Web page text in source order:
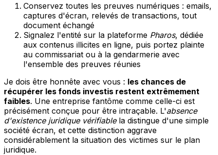
Conservez toutes les preuves numériques : emails,
captures d'écran, relevés de transactions, tout
document échangé
Signalez l'entité sur la plateforme Pharos, dédiée
aux contenus illicites en ligne, puis portez plainte
au commissariat ou à la gendarmerie avec
l'ensemble des preuves réunies
Je dois être honnête avec vous : les chances de
récupérer les fonds investis restent extrêmement
faibles. Une entreprise fantôme comme celle-ci est
précisément conçue pour être intraçable. L'absence
d'existence juridique vérifiablela distingue d'une simple
société écran, et cette distinction aggrave
considérablement la situation des victimes sur le plan
juridique.